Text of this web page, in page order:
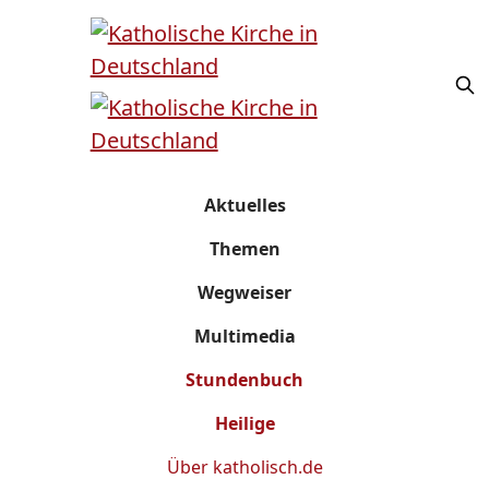
Aktuelles
Themen
Wegweiser
Multimedia
Stundenbuch
Heilige
Über katholisch.de